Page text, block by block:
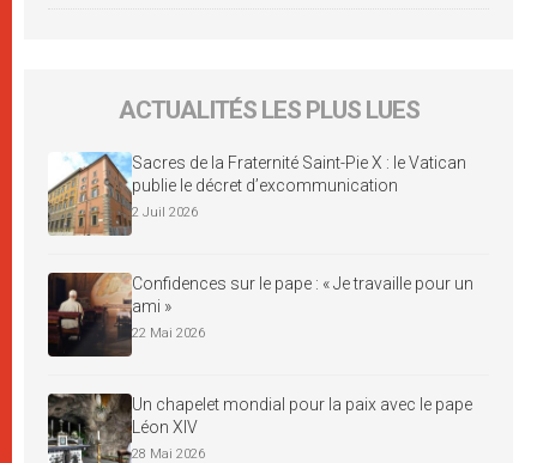
ACTUALITÉS LES PLUS LUES
Sacres de la Fraternité Saint-Pie X : le Vatican
publie le décret d’excommunication
2 Juil 2026
Confidences sur le pape : « Je travaille pour un
ami »
22 Mai 2026
Un chapelet mondial pour la paix avec le pape
Léon XIV
28 Mai 2026